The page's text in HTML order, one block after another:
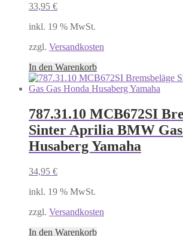
33,95 €
inkl. 19 % MwSt.
zzgl. Versandkosten
In den Warenkorb
787.31.10 MCB672SI
Sinter Aprilia BMW Gas
Husaberg Yamaha
34,95 €
inkl. 19 % MwSt.
zzgl. Versandkosten
In den Warenkorb